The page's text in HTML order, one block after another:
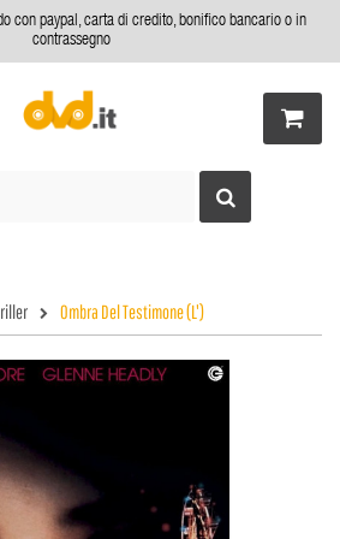
con paypal, carta di credito, bonifico bancario o in
contrassegno
Ombra Del Testimone (L')